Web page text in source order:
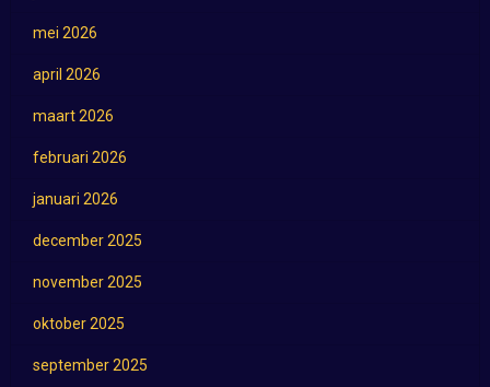
mei 2026
april 2026
maart 2026
februari 2026
januari 2026
december 2025
november 2025
oktober 2025
september 2025